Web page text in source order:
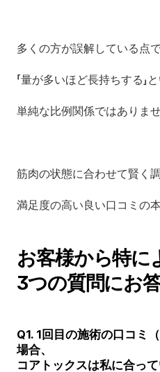
多くの方が誤解している点で
「量が多いほど長持ちする」
単純な比例関係ではありませ
筋肉の状態に合わせて賢く
満足度の高い良い口コミの
お客様から特に
3つの質問にお
Q1. 1回目の施術の口コミ
場合、
コアトックスは私に合っ